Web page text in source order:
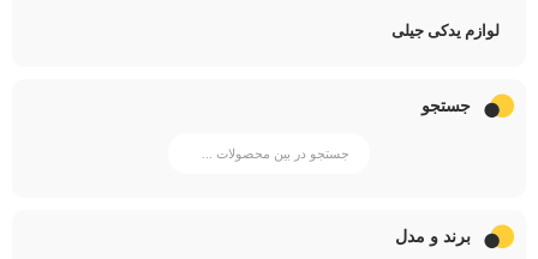
لوازم یدکی جیلی
جستجو
برند و مدل